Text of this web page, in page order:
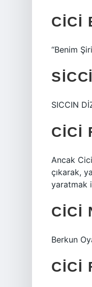
CICI
“Benim
SICCIN
CICI
Ancak
çıkarak,
yaratmak
CICI
Berkun
CICI